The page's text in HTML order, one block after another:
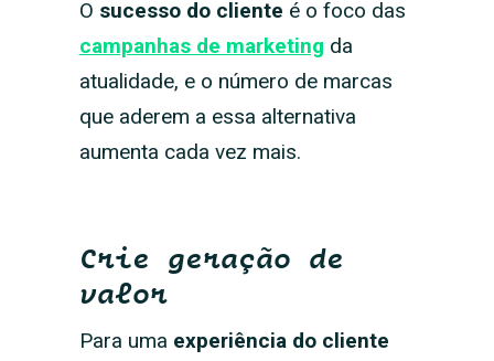
O sucesso do cliente é o foco das
campanhas de marketing da
atualidade, e o número de marcas
que aderem a essa alternativa
aumenta cada vez mais.
Crie geração de
valor
Para uma experiência do cliente